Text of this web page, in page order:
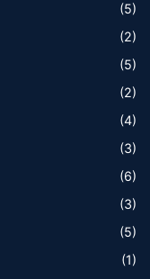
(5)
(2)
(5)
(2)
(4)
(3)
(6)
(3)
(5)
(1)